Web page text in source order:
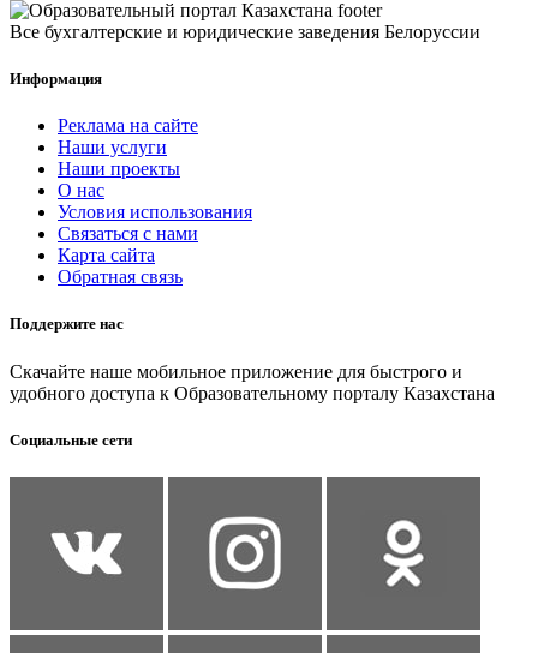
Все бухгалтерские и юридические заведения Белоруссии
Информация
Реклама на сайте
Наши услуги
Наши проекты
О нас
Условия использования
Связаться с нами
Карта сайта
Обратная связь
Поддержите нас
Скачайте наше мобильное приложение для быстрого и
удобного доступа к Образовательному порталу Казахстана
Социальные сети